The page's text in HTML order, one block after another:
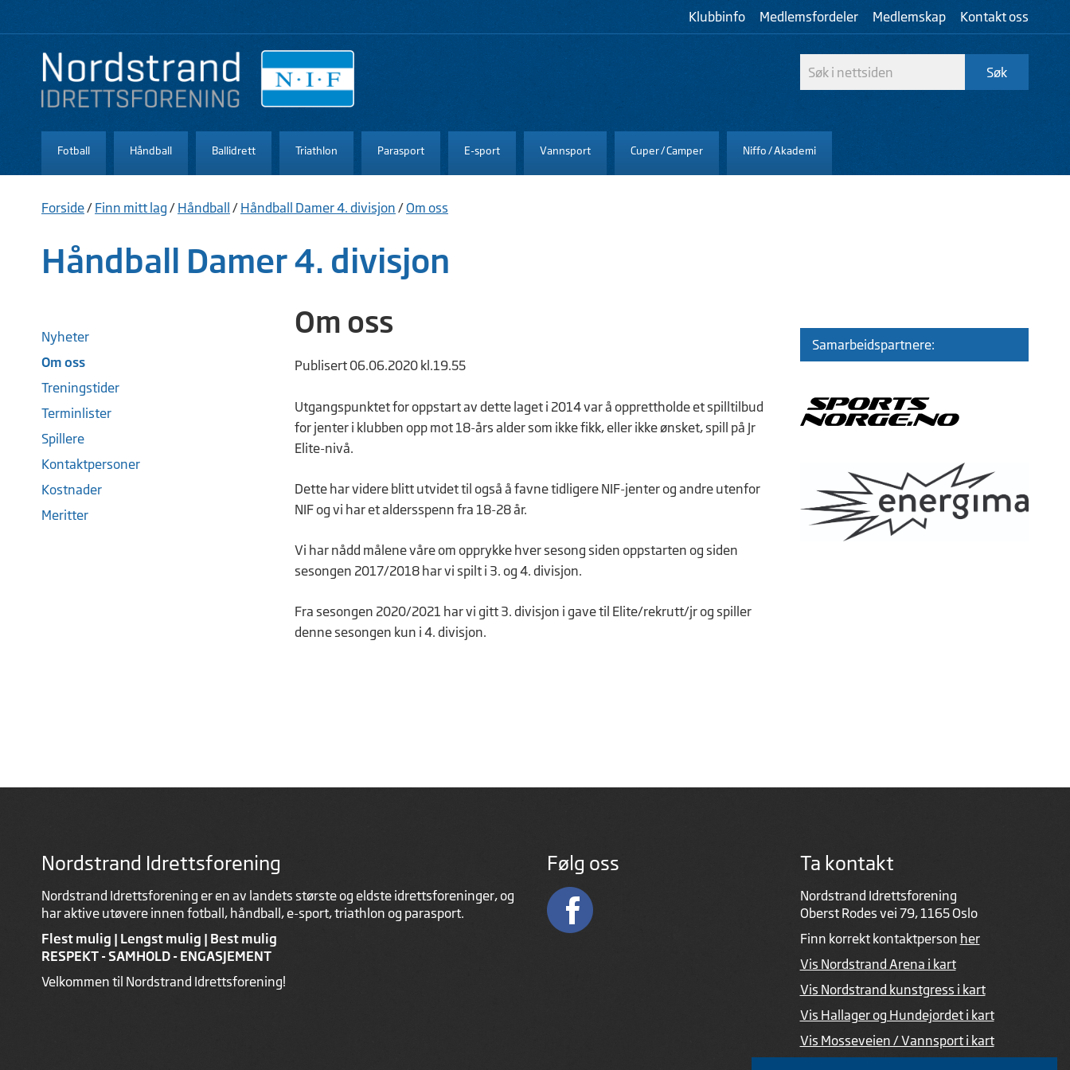
Klubbinfo Medlemsfordeler Medlemskap Kontakt oss
Fotball Håndball Ballidrett Triathlon Parasport E-sport Vannsport Cuper / Camper Niffo / Akademi
Forside/ Finn mitt lag / Håndball / Håndball Damer 4. divisjon /Om oss
Håndball Damer 4. divisjon
Nyheter
Om oss
Treningstider
Terminlister
Spillere
Kontaktpersoner
Kostnader
Meritter
Om oss
Publisert 06.06.2020 kl.19.55
Utgangspunktet for oppstart av dette laget i 2014 var å opprettholde et spilltilbud
for jenter i klubben opp mot 18-års alder som ikke fikk, eller ikke ønsket, spill på Jr
Elite-nivå.
Dette har videre blitt utvidet til også å favne tidligere NIF-jenter og andre utenfor
NIF og vi har et aldersspenn fra 18-28 år.
Vi har nådd målene våre om opprykke hver sesong siden oppstarten og siden
sesongen 2017/2018 har vi spilt i 3. og 4. divisjon.
Fra sesongen 2020/2021 har vi gitt 3. divisjon i gave til Elite/rekrutt/jr og spiller
denne sesongen kun i 4. divisjon.
Samarbeidspartnere:
Nordstrand Idrettsforening
Nordstrand Idrettsforening er en av landets største og eldste idrettsforeninger, og
har aktive utøvere innen fotball, håndball, e-sport, triathlon og parasport.
Flest mulig | Lengst mulig | Best mulig
RESPEKT - SAMHOLD - ENGASJEMENT
Velkommen til Nordstrand Idrettsforening!
Følg oss Ta kontakt
Nordstrand Idrettsforening
Oberst Rodes vei 79, 1165 Oslo
Finn korrekt kontaktperson her
Vis Nordstrand Arena i kart
Vis Nordstrand kunstgress i kart
Vis Hallager og Hundejordet i kart
Vis Mosseveien / Vannsport i kart